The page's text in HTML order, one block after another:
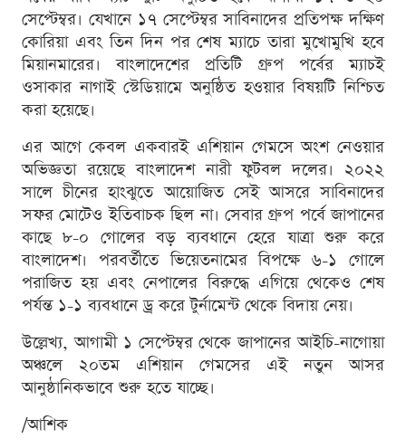
সেপ্টেম্বর। যেখানে ১৭ সেপ্টেম্বর সাবিনাদের প্রতিপক্ষ দক্ষিণ
কোরিয়া এবং তিন দিন পর শেষ ম্যাচে তারা মুখোমুখি হবে
মিয়ানমারের। বাংলাদেশের প্রতিটি গ্রুপ পর্বের ম্যাচই
ওসাকার নাগাই স্টেডিয়ামে অনুষ্ঠিত হওয়ার বিষয়টি নিশ্চিত
করা হয়েছে।
এর আগে কেবল একবারই এশিয়ান গেমসে অংশ নেওয়ার
অভিজ্ঞতা রয়েছে বাংলাদেশ নারী ফুটবল দলের। ২০২২
সালে চীনের হাংঝুতে আয়োজিত সেই আসরে সাবিনাদের
সফর মোটেও ইতিবাচক ছিল না। সেবার গ্রুপ পর্বে জাপানের
কাছে ৮-০ গোলের বড় ব্যবধানে হেরে যাত্রা শুরু করে
বাংলাদেশ। পরবর্তীতে ভিয়েতনামের বিপক্ষে ৬-১ গোলে
পরাজিত হয় এবং নেপালের বিরুদ্ধে এগিয়ে থেকেও শেষ
পর্যন্ত ১-১ ব্যবধানে ড্র করে টুর্নামেন্ট থেকে বিদায় নেয়।
উল্লেখ্য, আগামী ১ সেপ্টেম্বর থেকে জাপানের আইচি-নাগোয়া
অঞ্চলে ২০তম এশিয়ান গেমসের এই নতুন আসর
আনুষ্ঠানিকভাবে শুরু হতে যাচ্ছে।
/আশিক